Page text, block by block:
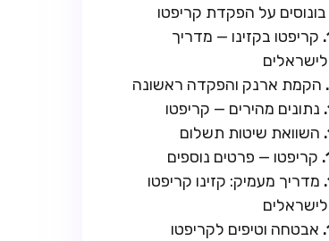
בונוסים על הפקדת קריפטו
קריפטו בקזינו — מדריך
לישראלים
הקמת ארנק והפקדה ראשונה
נתונים מהירים — קריפטו
השוואת שיטות תשלום
קריפטו — פרטים נוספים
מדריך מעמיק: קזינו קריפטו
לישראלים
אבטחה וטיפים לקריפטו